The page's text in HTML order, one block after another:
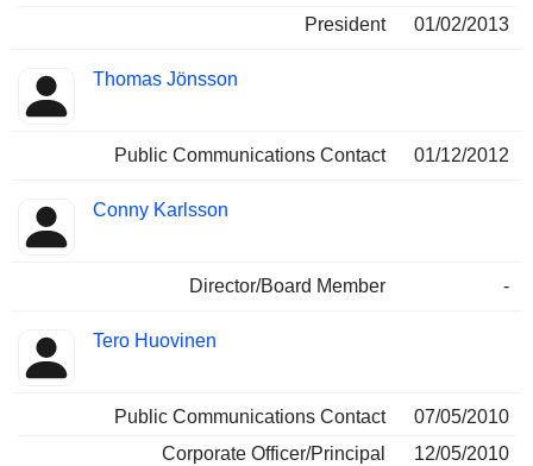
President
01/02/2013
Thomas Jönsson
Public Communications Contact 01/12/2012
Conny Karlsson
Director/Board Member -
Tero Huovinen
Public Communications Contact
07/05/2010
Corporate Officer/Principal
12/05/2010